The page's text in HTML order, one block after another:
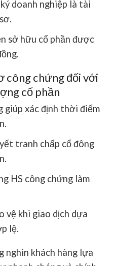
doanh nghiệp là tài
sở hữu cổ phần được
công chứng đối với
cổ phần
giúp xác định thời điểm
tranh chấp cổ đông
HS công chứng làm
vệ khi giao dịch dựa
lệ.
nghìn khách hàng lựa